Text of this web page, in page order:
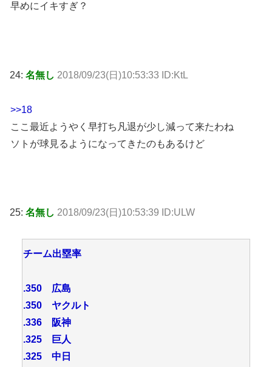
早めにイキすぎ？
24: 名無し 2018/09/23(日)10:53:33 ID:KtL
>>18
ここ最近ようやく早打ち凡退が少し減って来たわね
ソトが球見るようになってきたのもあるけど
25: 名無し 2018/09/23(日)10:53:39 ID:ULW
チーム出塁率
.350 広島
.350 ヤクルト
.336 阪神
.325 巨人
.325 中日